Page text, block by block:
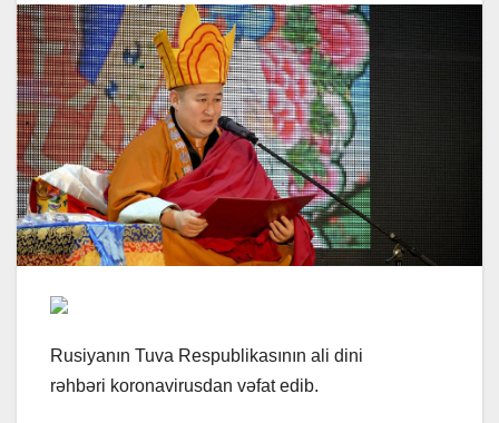
Rusiyanın Tuva Respublikasının ali dini
rəhbəri koronavirusdan vəfat edib.